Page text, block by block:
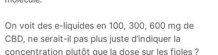
On voit des e-liquides en 100, 300, 600 mg de
CBD, ne serait-il pas plus juste d’indiquer la
concentration plutôt que la dose sur les fioles ?